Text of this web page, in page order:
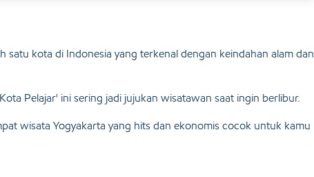
satu kota di Indonesia yang terkenal dengan keindahan alam dan
Pelajar' ini sering jadi jujukan wisatawan saat ingin berlibur.
wisata Yogyakarta yang hits dan ekonomis cocok untuk kamu